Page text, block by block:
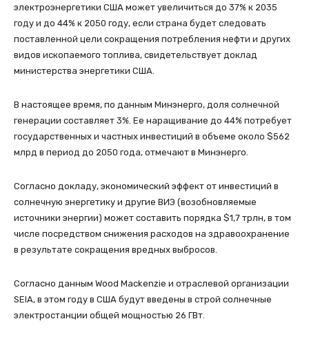
электроэнергетики США может увеличиться до 37% к 2035
году и до 44% к 2050 году, если страна будет следовать
поставленной цели сокращения потребления нефти и других
видов ископаемого топлива, свидетельствует доклад
министерства энергетики США.
В настоящее время, по данным Минэнерго, доля солнечной
генерации составляет 3%. Ее наращивание до 44% потребует
государственных и частных инвестиций в объеме около $562
млрд в период до 2050 года, отмечают в Минэнерго.
Согласно докладу, экономический эффект от инвестиций в
солнечную энергетику и другие ВИЭ (возобновляемые
источники энергии) может составить порядка $1,7 трлн, в том
числе посредством снижения расходов на здравоохранение
в результате сокращения вредных выбросов.
Согласно данным Wood Mackenzie и отраслевой организации
SEIA, в этом году в США будут введены в строй солнечные
электростанции общей мощностью 26 ГВт.